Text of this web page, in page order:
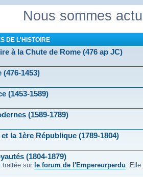
Nous sommes
DE L'HISTOIRE
à la Chute de Rome (476 ap JC)
(476-1453)
(1453-1589)
(1589-1789)
la 1ère République (1789-1804)
(1804-1879)
traitée sur le forum de l'Empereurperdu. Elle